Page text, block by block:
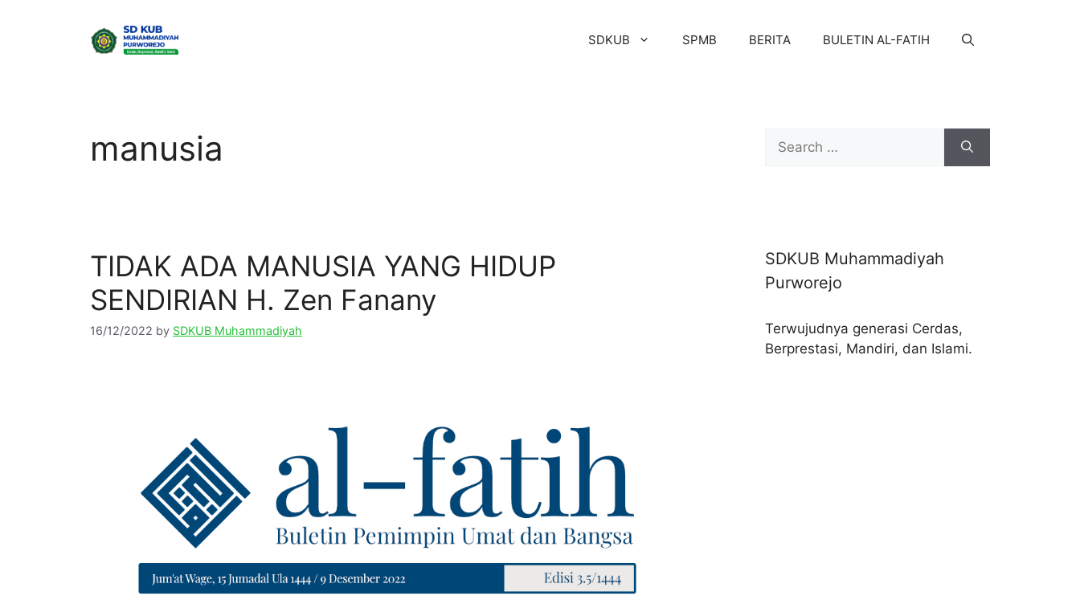
SDKUB SPMB BERITA BULETIN AL-FATIH
manusia
TIDAK ADA MANUSIA YANG HIDUP
SENDIRIAN H. Zen Fanany
16/12/2022 by SDKUB Muhammadiyah
Search
for:
SDKUB Muhammadiyah
Purworejo
Terwujudnya generasi Cerdas,
Berprestasi, Mandiri, dan Islami.